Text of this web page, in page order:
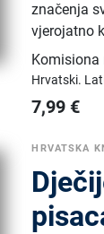
značenja
vjerojatno
Komisiona
Hrvatski.
7,99 €
HRVATSKA